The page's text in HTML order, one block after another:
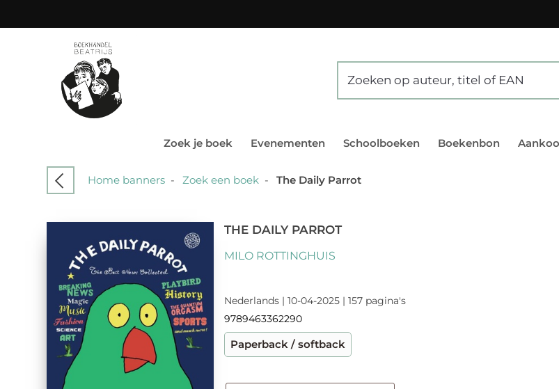
Zoek je boek Evenementen Schoolboeken Boekenbon
Home banners - Zoek een boek - The Daily Parrot
THE DAILY PARROT
MILO ROTTINGHUIS
Nederlands | 10-04-2025 | 157 pagina's
9789463362290
Paperback / softback